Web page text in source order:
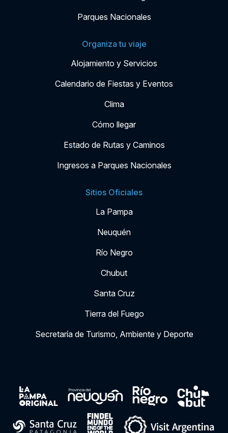
Parques Nacionales
Organiza tu viaje
Alojamiento y Servicios
Calendario de Fiestas y Eventos
Clima
Cómo llegar
Estado de Rutas y Caminos
Ingresos a Parques Nacionales
Sitios Oficiales
La Pampa
Neuquén
Río Negro
Chubut
Santa Cruz
Tierra del Fuego
Secretaría de Turismo, Ambiente y Deporte